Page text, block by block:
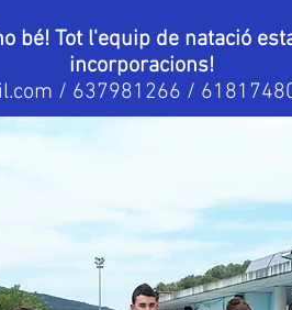
bé! Tot l'equip de natació
incorporacions!
/ 637981266 /